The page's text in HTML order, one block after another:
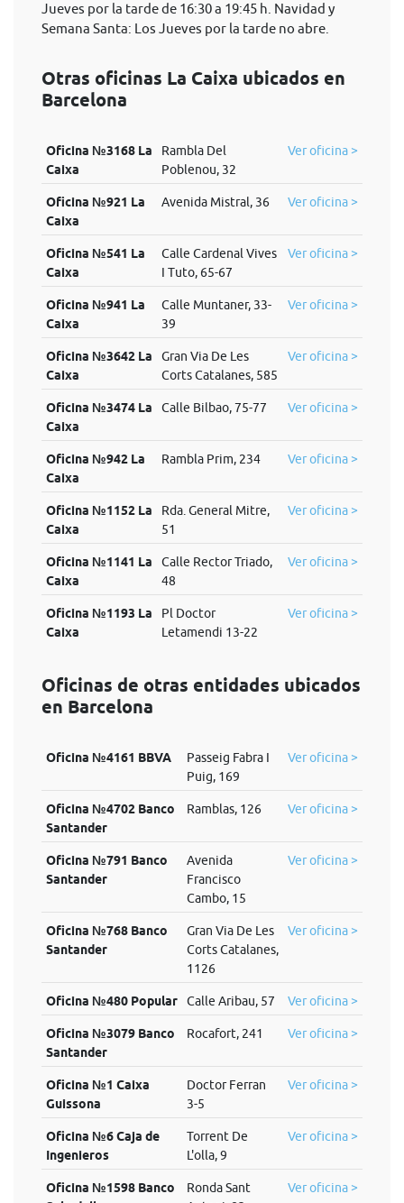
Jueves por la tarde de 16:30 a 19:45 h. Navidad y
Semana Santa: Los Jueves por la tarde no abre.
Otras oficinas La Caixa ubicados en
Barcelona
Oficina №3168 La
Caixa
Rambla Del
Poblenou, 32
Ver oficina >
Oficina №921 La
Caixa
Avenida Mistral, 36 Ver oficina >
Oficina №541 La
Caixa
Calle Cardenal Vives
I Tuto, 65-67
Ver oficina >
Oficina №941 La
Caixa
Calle Muntaner, 33-
39
Ver oficina >
Oficina №3642 La
Caixa
Gran Via De Les
Corts Catalanes, 585
Ver oficina >
Oficina №3474 La
Caixa
Calle Bilbao, 75-77 Ver oficina >
Oficina №942 La
Caixa
Rambla Prim, 234 Ver oficina >
Oficina №1152 La
Caixa
Rda. General Mitre,
51
Ver oficina >
Oficina №1141 La
Caixa
Calle Rector Triado,
48
Ver oficina >
Oficina №1193 La
Caixa
Pl Doctor
Letamendi 13-22
Ver oficina >
Oficinas de otras entidades ubicados
en Barcelona
Oficina №4161 BBVA
Passeig Fabra I
Puig, 169
Ver oficina >
Oficina №4702 Banco
Santander
Ramblas, 126 Ver oficina >
Oficina №791 Banco
Santander
Avenida
Francisco
Cambo, 15
Ver oficina >
Oficina №768 Banco
Santander
Gran Via De Les
Corts Catalanes,
1126
Ver oficina >
Oficina №480 Popular Calle Aribau, 57 Ver oficina >
Oficina №3079 Banco
Santander
Rocafort, 241 Ver oficina >
Oficina №1 Caixa
Guissona
Doctor Ferran
3-5
Ver oficina >
Oficina №6 Caja de
Ingenieros
Torrent De
L'olla, 9
Ver oficina >
Oficina №1598 Banco
Ronda Sant
Ver oficina >